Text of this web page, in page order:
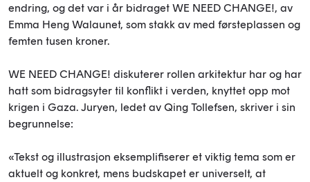
endring, og det var i år bidraget WE NEED CHANGE!, av
Emma Heng Walaunet, som stakk av med førsteplassen og
femten tusen kroner.
WE NEED CHANGE! diskuterer rollen arkitektur har og har
hatt som bidragsyter til konflikt i verden, knyttet opp mot
krigen i Gaza. Juryen, ledet av Qing Tollefsen, skriver i sin
begrunnelse:
«Tekst og illustrasjon eksemplifiserer et viktig tema som er
aktuelt og konkret, mens budskapet er universelt, at